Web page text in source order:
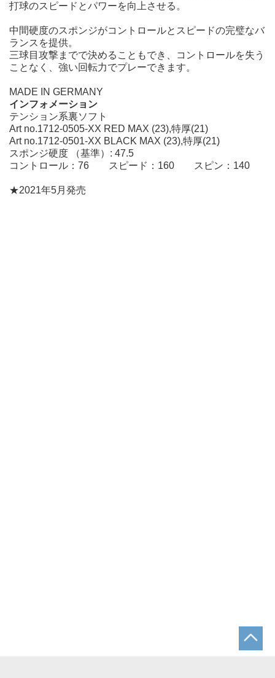
打球のスピードとパワーを向上させる。
中間硬度のスポンジがコントロールとスピードの完璧なバ
ランスを提供。
三球目攻撃までで決めることもでき、コントロールを失う
ことなく、強い回転力でプレーできます。
MADE IN GERMANY
インフォメーション
テンション系裏ソフト
Art no.1712-0505-XX RED MAX (23),特厚(21)
Art no.1712-0501-XX BLACK MAX (23),特厚(21)
スポンジ硬度 （基準）: 47.5
コントロール：76 スピード：160 スピン：140
★2021年5月発売